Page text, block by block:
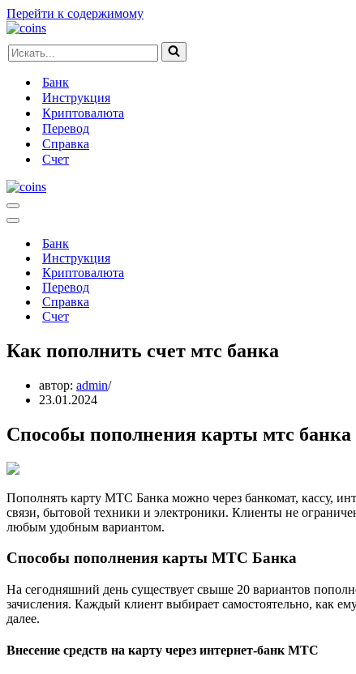
Перейти к содержимому
Искать...
Банк
Инструкция
Криптовалюта
Перевод
Справка
Счет
Меню
навигации
Меню
навигацииБанк
Инструкция
Криптовалюта
Перевод
Справка
Счет
Как пополнить счет мтс банка
автор: admin
23.01.2024
Способы пополнения карты мтс банка
Пополнять карту МТС Банка можно через банкомат, кассу,
связи, бытовой техники и электроники. Клиенты не
любым удобным вариантом.
Способы пополнения карты МТС Банка
На сегодняшний день существует свыше 20 вариантов
зачисления. Каждый клиент выбирает самостоятельно, как
далее.
Внесение средств на карту через интернет-банк МТС